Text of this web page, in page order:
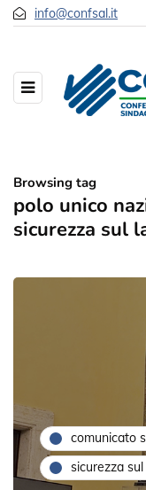
info@confsal.it
Browsing tag
polo unico
sicurezza sul
comunicato
sicurezza